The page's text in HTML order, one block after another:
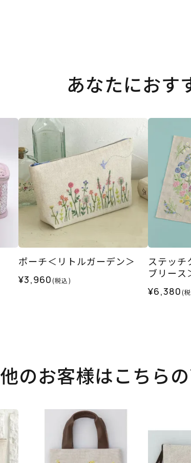
あなたにおす
ポーチ＜リトルガーデン＞
¥3,960(税込)
ステッチ
ブリース
¥6,380(
他のお客様はこちら